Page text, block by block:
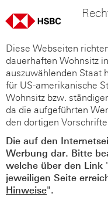
Diese Webseiten
dauerhaften Wohnsitz
auszuwählenden Staat
für US-amerikanische
Wohnsitz bzw.
da die aufgeführten
den dortigen
Die auf den
Werbung dar. Bitte
welche über den Link
jeweiligen Seite
Hinweise".